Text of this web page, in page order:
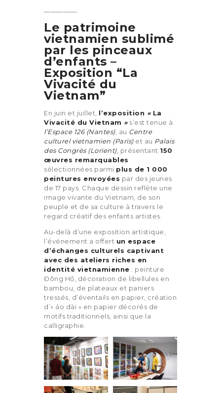
—————
Le patrimoine
vietnamien sublimé
par les pinceaux
d’enfants –
Exposition “La
Vivacité du
Vietnam”
En juin et juillet, l’exposition « La
Vivacité du Vietnam »s’est tenue à
l’Espace 126 (Nantes), au Centre
culturel vietnamien (Paris)et au Palais
des Congrès (Lorient), présentant 150
œuvres remarquables
sélectionnées parmi plus de 1 000
peintures envoyées par des jeunes
de 17 pays. Chaque dessin reflète une
image vivante du Vietnam, de son
peuple et de sa culture à travers le
regard créatif des enfants artistes.
Au-delà d’une exposition artistique,
l’événement a offert un espace
d’échanges culturels captivant
avec des ateliers riches en
identité vietnamienne : peinture
Đông Hồ, décoration de libellules en
bambou, de plateaux et paniers
tressés, d’éventails en papier, création
d’« áo dài » en papier décorés de
motifs traditionnels, ainsi que la
calligraphie.